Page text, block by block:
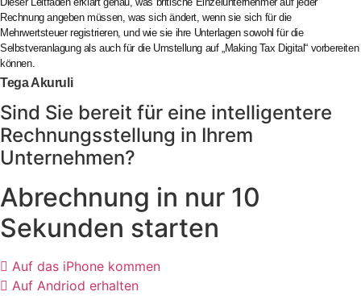
Rechnung angeben müssen, was sich ändert, wenn sie sich für die
Mehrwertsteuer registrieren, und wie sie ihre Unterlagen sowohl für die
Selbstveranlagung als auch für die Umstellung auf „Making Tax Digital“ vorbereiten
können.
Tega Akuruli
Sind Sie bereit für eine intelligentere
Rechnungsstellung in Ihrem
Unternehmen?
Abrechnung in nur 10
Sekunden starten
Auf das iPhone kommen
Auf Andriod erhalten